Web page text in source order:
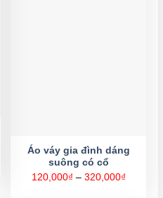
Áo váy gia đình dáng
suông có cổ
120,000₫ – 320,000₫Khoảng